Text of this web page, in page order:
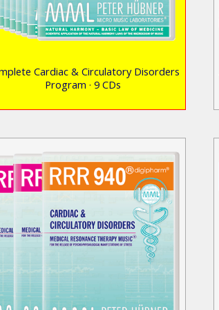
Cardiac & Circulatory Disorders
Program · 9 CDs